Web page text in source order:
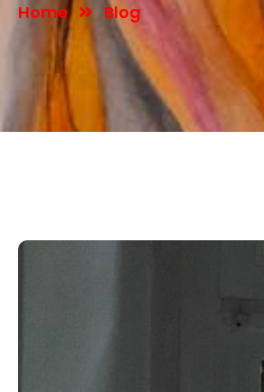
Home Blog